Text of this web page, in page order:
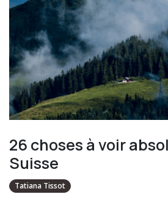
26 choses à voir
Suisse
Tatiana Tissot